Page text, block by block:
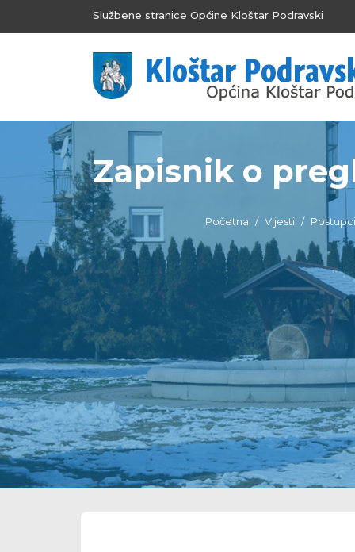
Službene stranice Općine Kloštar Podravski
Zapisnik o
Početna Vijesti